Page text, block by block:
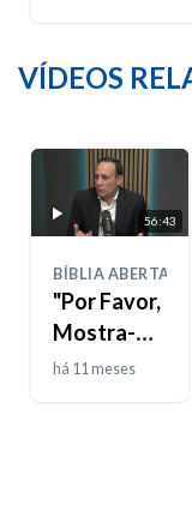
VÍDEOS
56:43
BÍBLIA ABERTA
"Por Favor,
Mostra-me
a Tua
há 11 meses